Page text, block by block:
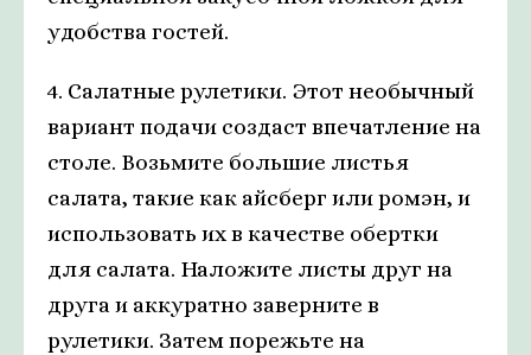
удобства гостей.
4. Салатные рулетики. Этот необычный
вариант подачи создаст впечатление на
столе. Возьмите большие листья
салата, такие как айсберг или ромэн, и
использовать их в качестве обертки
для салата. Наложите листы друг на
друга и аккуратно заверните в
рулетики. Затем порежьте на